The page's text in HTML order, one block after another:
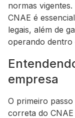
normas
CNAE é
legais, além de
operando dentro
empresa
O primeiro
correta do